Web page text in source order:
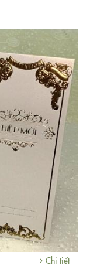
Chi tiết